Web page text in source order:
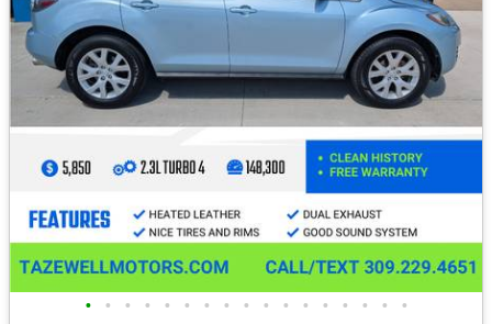
• • • • • • • • • • • • • • • • •